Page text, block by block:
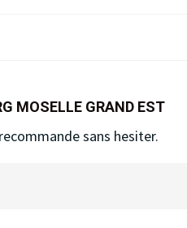
MOSELLE GRAND EST
sans hesiter.